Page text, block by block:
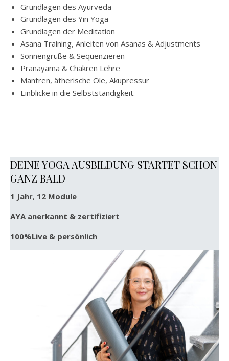
Grundlagen des Ayurveda
Grundlagen des Yin Yoga
Grundlagen der Meditation
Asana Training, Anleiten von Asanas & Adjustments
Sonnengrüße & Sequenzieren
Pranayama & Chakren Lehre
Mantren, ätherische Öle, Akupressur
Einblicke in die Selbstständigkeit.
DEINE YOGA AUSBILDUNG STARTET SCHON
GANZ BALD
1 Jahr, 12 Module
AYA anerkannt & zertifiziert
100%Live & persönlich